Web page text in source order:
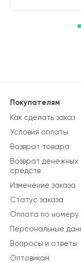
Покупателям
Как сделать заказ
Условия оплаты
Возврат товара
Возврат денежных
средств
Изменение заказа
Статус заказа
Оплата по номеру
Персональные
Вопросы и ответы
Оптовикам